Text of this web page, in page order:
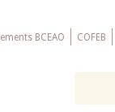
BCEAO COFEB